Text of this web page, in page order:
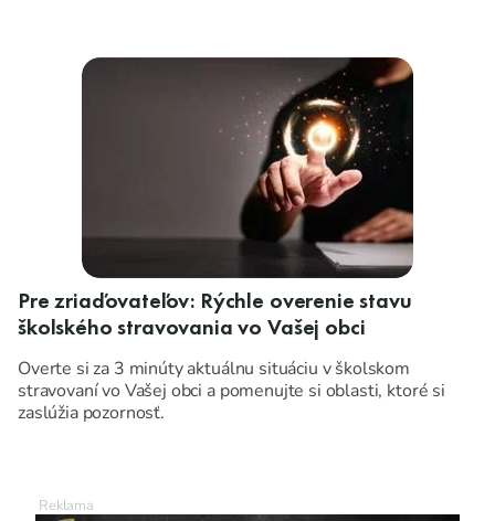
Pre zriaďovateľov: Rýchle overenie stavu
školského stravovania vo Vašej obci
Overte si za 3 minúty aktuálnu situáciu v školskom
stravovaní vo Vašej obci a pomenujte si oblasti, ktoré si
zaslúžia pozornosť.